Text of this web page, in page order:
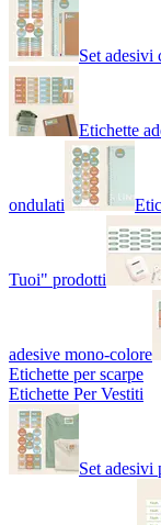
Set adesivi
Etichette
ondulati
Tuoi" prodotti
adesive mono-colore
Etichette per scarpe
Etichette Per Vestiti
Set adesivi